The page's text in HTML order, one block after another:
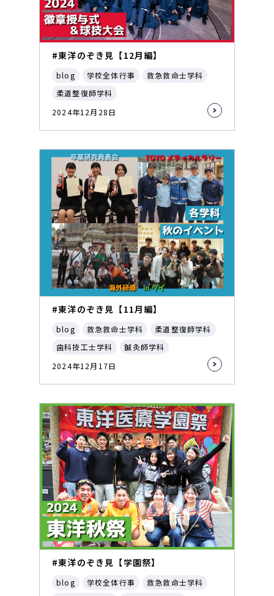
#東洋のぞき見【12月編】
blog 学校全体行事
救急救命士学科
柔道整復師学科
2024年12月28日
#東洋のぞき見【11月編】
blog 救急救命士学科
柔道整復師学科
歯科技工士学科
鍼灸師学科
2024年12月17日
#東洋のぞき見【学園祭】
blog 学校全体行事
救急救命士学科